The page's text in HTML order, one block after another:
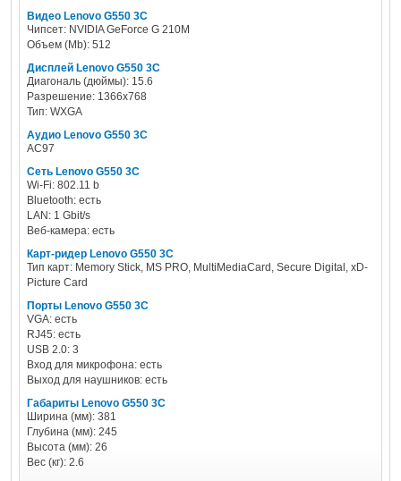
Видео Lenovo G550 3C
Чипсет: NVIDIA GeForce G 210M
Объем (Mb): 512
Дисплей Lenovo G550 3C
Диагональ (дюймы): 15.6
Разрешение: 1366x768
Тип: WXGA
Аудио Lenovo G550 3C
AC97
Сеть Lenovo G550 3C
Wi-Fi: 802.11 b
Bluetooth: есть
LAN: 1 Gbit/s
Веб-камера: есть
Карт-ридер Lenovo G550 3C
Тип карт: Memory Stick, MS PRO, MultiMediaCard, Secure Digital, xD-
Picture Card
Порты Lenovo G550 3C
VGA: есть
RJ45: есть
USB 2.0: 3
Вход для микрофона: есть
Выход для наушников: есть
Габариты Lenovo G550 3C
Ширина (мм): 381
Глубина (мм): 245
Высота (мм): 26
Вес (кг): 2.6